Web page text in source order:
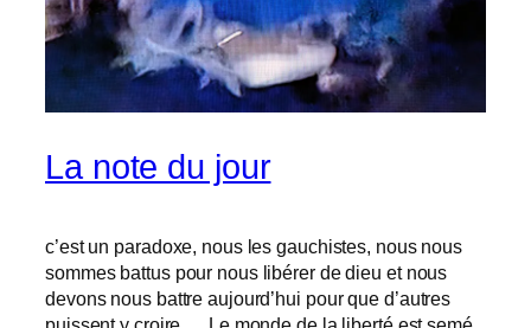
La note du jour
c’est un paradoxe, nous les gauchistes, nous nous
sommes battus pour nous libérer de dieu et nous
devons nous battre aujourd’hui pour que d’autres